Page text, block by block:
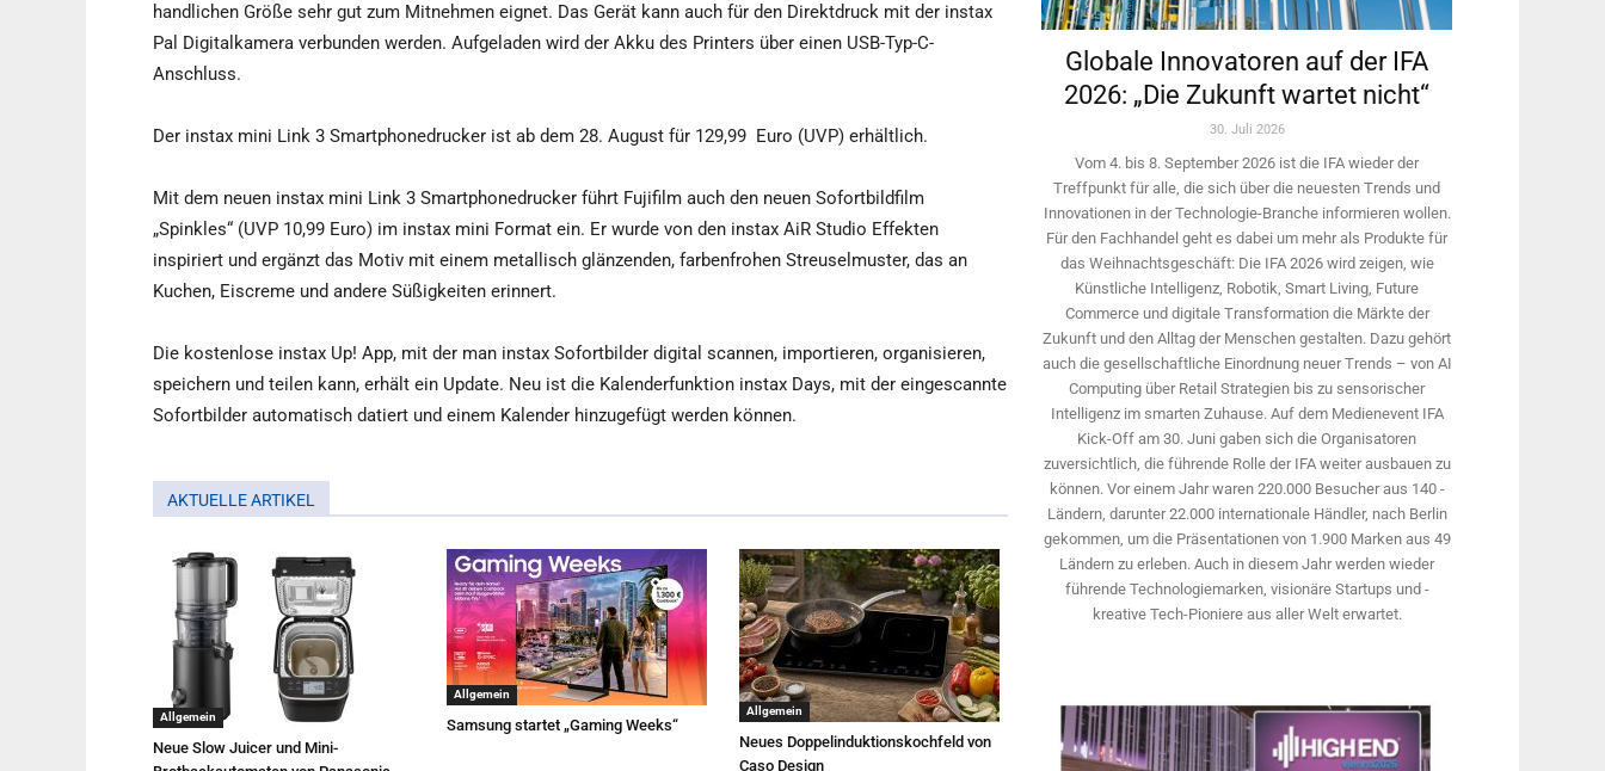
handlichen Größe sehr gut zum Mitnehmen eignet. Das Gerät kann auch für den Direktdruck mit der instax
Pal Digitalkamera verbunden werden. Aufgeladen wird der Akku des Printers über einen USB-Typ-C-
Anschluss.
Der instax mini Link 3 Smartphonedrucker ist ab dem 28. August für 129,99 Euro (UVP) erhältlich.
Mit dem neuen instax mini Link 3 Smartphonedrucker führt Fujifilm auch den neuen Sofortbildfilm
„Spinkles“ (UVP 10,99 Euro) im instax mini Format ein. Er wurde von den instax AiR Studio Effekten
inspiriert und ergänzt das Motiv mit einem metallisch glänzenden, farbenfrohen Streuselmuster, das an
Kuchen, Eiscreme und andere Süßigkeiten erinnert.
Die kostenlose instax Up! App, mit der man instax Sofortbilder digital scannen, importieren, organisieren,
speichern und teilen kann, erhält ein Update. Neu ist die Kalenderfunktion instax Days, mit der eingescannte
Sofortbilder automatisch datiert und einem Kalender hinzugefügt werden können.
AKTUELLE ARTIKEL
Allgemein
Neue Slow Juicer und Mini-
Allgemein
Samsung startet „Gaming Weeks“
Allgemein
Neues Doppelinduktionskochfeld von
Caso Design
Globale Innovatoren auf der IFA
2026: „Die Zukunft wartet nicht“
30. Juli 2026
Vom 4. bis 8. September 2026 ist die IFA wieder der
Treffpunkt für alle, die sich über die neuesten Trends und
Innovationen in der Technologie-­Branche informieren wollen.
Für den Fachhandel geht es dabei um mehr als Produkte für
das Weihnachtsgeschäft: Die IFA 2026 wird ­zeigen, wie
Künstliche Intelligenz, Robotik, Smart Living, Future
Commerce und digitale Trans­formation die Märkte der
Zukunft und den Alltag der Menschen gestalten. Dazu gehört
auch die gesellschaftliche Einordnung neuer Trends – von AI
Computing über Retail Strategien bis zu sensorischer
Intelligenz im smarten Zuhause. Auf dem Medien­event IFA
Kick-Off am 30. Juni gaben sich die Organisatoren
zuversichtlich, die führende Rolle der IFA weiter ausbauen zu
können. Vor einem Jahr ­waren 220.000 Besucher aus 140 ­
Ländern, ­darunter 22.000 internationale Händler, nach Berlin
gekommen, um die Präsen­tationen von 1.900 Marken aus 49
Ländern zu erleben. Auch in diesem Jahr werden wieder
führende Technologiemarken, visionäre Startups und ­
kreative Tech-Pioniere aus aller Welt erwartet.